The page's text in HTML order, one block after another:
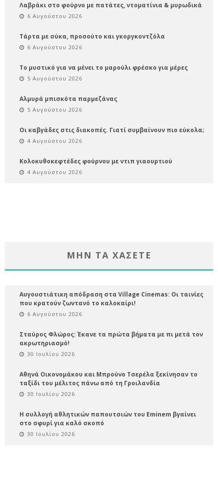
Λαβράκι στο φούρνο με πατάτες, ντοματίνια & μυρωδικά
6 Αυγούστου 2026
Τάρτα με σύκα, προσούτο και γκοργκοντζόλα
6 Αυγούστου 2026
Το μυστικό για να μένει το μαρούλι φρέσκο για μέρες
5 Αυγούστου 2026
Αλμυρά μπισκότα παρμεζάνας
5 Αυγούστου 2026
Οι καβγάδες στις διακοπές. Γιατί συμβαίνουν πιο εύκολα;
4 Αυγούστου 2026
Κολοκυθοκεφτέδες φούρνου με ντιπ γιαουρτιού
4 Αυγούστου 2026
ΜΗΝ ΤΑ ΧΑΣΕΤΕ
Αυγουστιάτικη απόδραση στα Village Cinemas: Οι ταινίες
που κρατούν ζωντανό το καλοκαίρι!
6 Αυγούστου 2026
Σταύρος Φλώρος: Έκανε τα πρώτα βήματα με πι μετά τον
ακρωτηριασμό!
30 Ιουλίου 2026
Αθηνά Οικονομάκου και Μπρούνο Τσερέλα ξεκίνησαν το
ταξίδι του μέλιτος πάνω από τη Γροιλανδία
30 Ιουλίου 2026
Η συλλογή αθλητικών παπουτσιών του Eminem βγαίνει
στο σφυρί για καλό σκοπό
30 Ιουλίου 2026